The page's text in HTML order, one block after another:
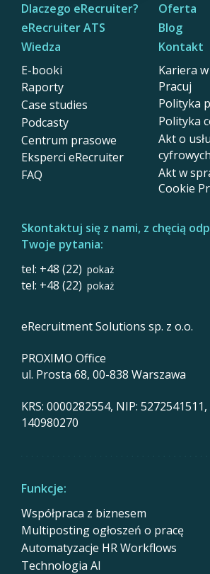
Dlaczego eRecruiter?
eRecruiter ATS
Wiedza
E-booki
Raporty
Case studies
Podcasty
Centrum prasowe
Eksperci eRecruiter
FAQ
Oferta
Blog
Kontakt
Kariera
Pracuj
Polityka
Polityka
Akt o
cyfrowych
Akt w
Cookie
Skontaktuj się z nami, z chęcią
Twoje pytania:
tel: +48 (22) pokaż
tel: +48 (22) pokaż
eRecruitment Solutions sp. z o.o.
PROXIMO Office
ul. Prosta 68, 00-838 Warszawa
KRS: 0000282554, NIP: 5272541511,
140980270
Funkcje:
Współpraca z biznesem
Multiposting ogłoszeń o pracę
Automatyzacje HR Workflows
Technologia AI